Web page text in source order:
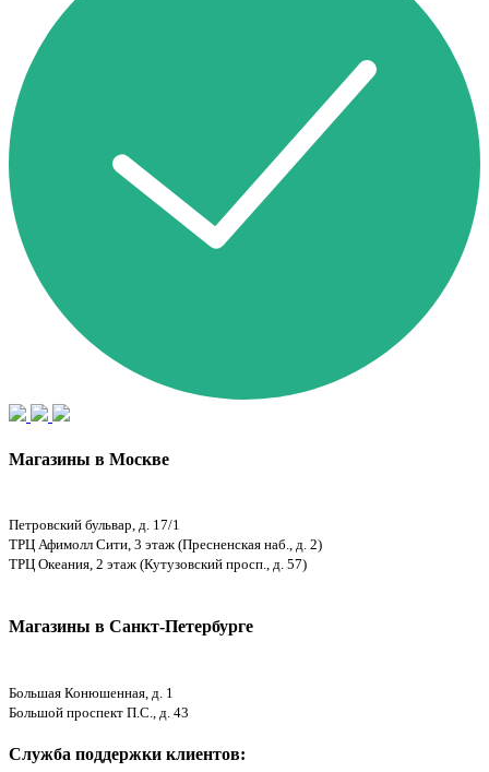
Магазины в Москве
Петровский бульвар, д. 17/1
ТРЦ Афимолл Сити, 3 этаж (Пресненская наб., д. 2)
ТРЦ Океания, 2 этаж (Кутузовский просп., д. 57)
Магазины в Санкт-Петербурге
Большая Конюшенная, д. 1
Большой проспект П.С., д. 43
Служба поддержки клиентов: